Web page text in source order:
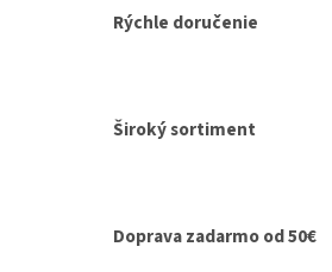
Rýchle doručenie
Široký sortiment
Doprava zadarmo od 50€